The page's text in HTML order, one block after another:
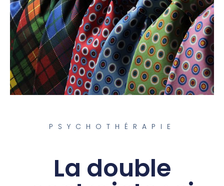
PSYCHOTHÉRAPIE
La double